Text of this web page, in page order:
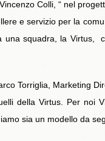
Colli, “ nel
e servizio per la
squadra, la Virtus,
Torriglia, Marketing
della Virtus. Per noi
sia un modello da